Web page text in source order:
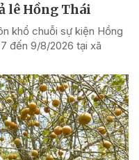
lê Hồng Thái
khổ chuỗi sự kiện Hồng
đến 9/8/2026 tại xã